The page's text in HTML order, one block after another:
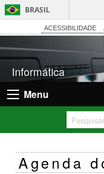
BRASIL
ACESSIBILIDADE
Informática
Menu
Agenda